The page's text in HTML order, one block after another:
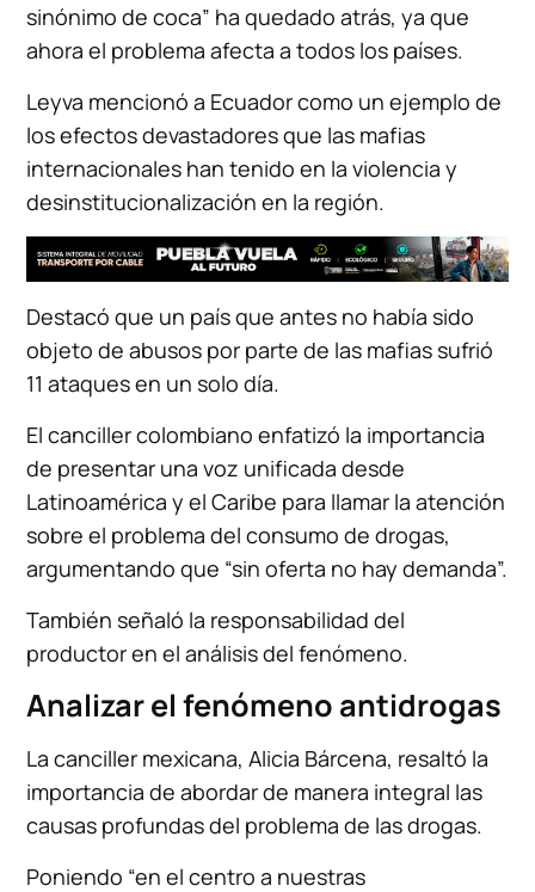
sinónimo de coca” ha quedado atrás, ya que
ahora el problema afecta a todos los países.
Leyva mencionó a Ecuador como un ejemplo de
los efectos devastadores que las mafias
internacionales han tenido en la violencia y
desinstitucionalización en la región.
Destacó que un país que antes no había sido
objeto de abusos por parte de las mafias sufrió
11 ataques en un solo día.
El canciller colombiano enfatizó la importancia
de presentar una voz unificada desde
Latinoamérica y el Caribe para llamar la atención
sobre el problema del consumo de drogas,
argumentando que “sin oferta no hay demanda”.
También señaló la responsabilidad del
productor en el análisis del fenómeno.
Analizar el fenómeno antidrogas
La canciller mexicana, Alicia Bárcena, resaltó la
importancia de abordar de manera integral las
causas profundas del problema de las drogas.
Poniendo “en el centro a nuestras